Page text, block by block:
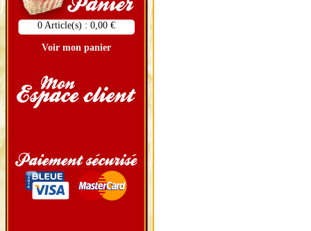
0 Article(s) : 0,00 €
Voir mon panier